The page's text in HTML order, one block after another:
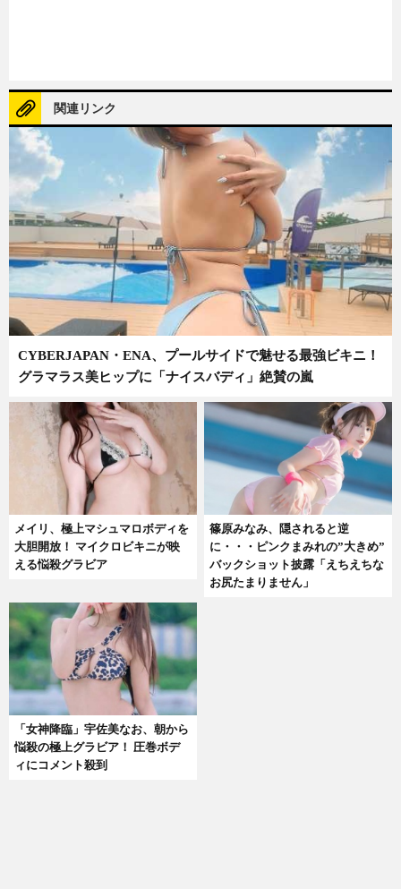
関連リンク
CYBERJAPAN・ENA、プールサイドで魅せる最強ビキニ！
グラマラス美ヒップに「ナイスバディ」絶賛の嵐
メイリ、極上マシュマロボディを
大胆開放！ マイクロビキニが映
える悩殺グラビア
篠原みなみ、隠されると逆
に・・・ピンクまみれの”大きめ”
バックショット披露「えちえちな
お尻たまりません」
「女神降臨」宇佐美なお、朝から
悩殺の極上グラビア！ 圧巻ボデ
ィにコメント殺到